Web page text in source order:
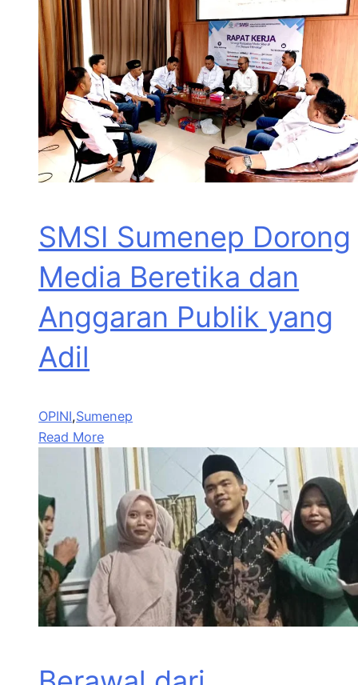
SMSI Sumenep Dorong
Media Beretika dan
Anggaran Publik yang
Adil
OPINI,Sumenep
Read More